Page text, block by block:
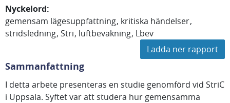
Nyckelord:
gemensam lägesuppfattning kritiska händelser
stridsledning Stri luftbevakning Lbev
Ladda ner rapport
Sammanfattning
I detta arbete presenteras en studie genomförd vid StriC
i Uppsala. Syftet var att studera hur gemensamma